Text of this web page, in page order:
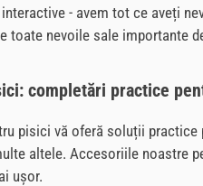
- avem tot ce aveți
toate nevoile sale importante
completări practice
pisici vă oferă soluții practice
altele. Accesoriile noastre
ușor.